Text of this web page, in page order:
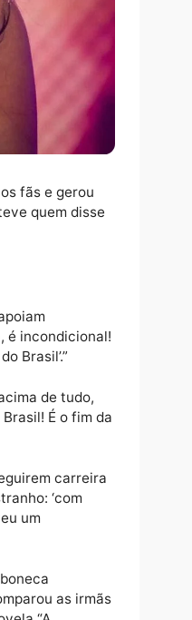
entre os fãs e gerou
que se apoiam
outra, é incondicional!
e, acima de tudo,
fora do Brasil! É o fim da
seguirem carreira